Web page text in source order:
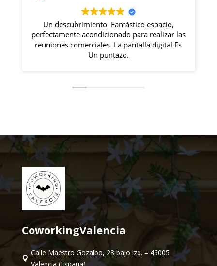
Un descubrimiento! Fantástico espacio,
perfectamente acondicionado para realizar las
reuniones comerciales. La pantalla digital Es
Un puntazo.
CoworkingValencia

Calle Maestro Gozalbo, 23 bajo izq. – 46005
Valencia (España)